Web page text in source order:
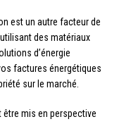
est un autre facteur de
des matériaux
d’énergie
factures énergétiques
sur le marché.
être mis en perspective